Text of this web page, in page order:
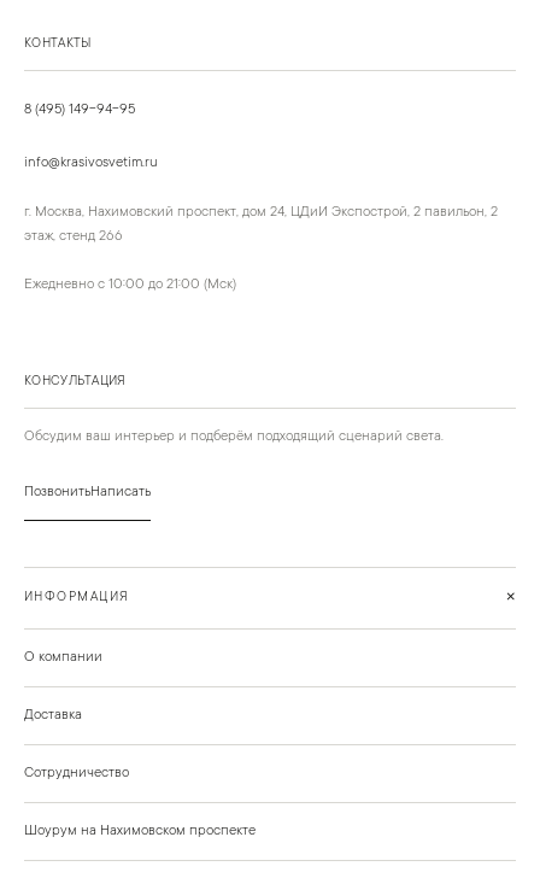
КОНТАКТЫ
8 (495) 149-94-95
info@krasivosvetim.ru
г. Москва, Нахимовский проспект, дом 24, ЦДиИ Экспострой, 2 павильон, 2
этаж, стенд 266
Ежедневно с 10:00 до 21:00 (Мск)
КОНСУЛЬТАЦИЯ
Обсудим ваш интерьер и подберём подходящий сценарий света.
ПозвонитьНаписать
ИНФОРМАЦИЯ +
О компании
Доставка
Сотрудничество
Шоурум на Нахимовском проспекте